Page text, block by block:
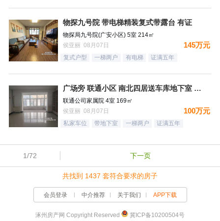
物探九号院 带电梯精装复式带露台 有证
物探局九号院(广安小区) 5室 214㎡
侯亚丽 08月07日
145万元
复式户型 一梯两户 有电梯 证满五年
广场旁 联通小区 南北四居送车库地下室 好楼层税费低
联通公司家属院 4室 169㎡
侯亚丽 08月07日
100万元
私家车位 带地下室 一梯两户 证满五年
1/72 下一页
共找到 1437 套符合要求的房子
会员登录 中介推荐 关于我们 APP下载
涿州房产网 Copyright Reserved 冀ICP备10200504号